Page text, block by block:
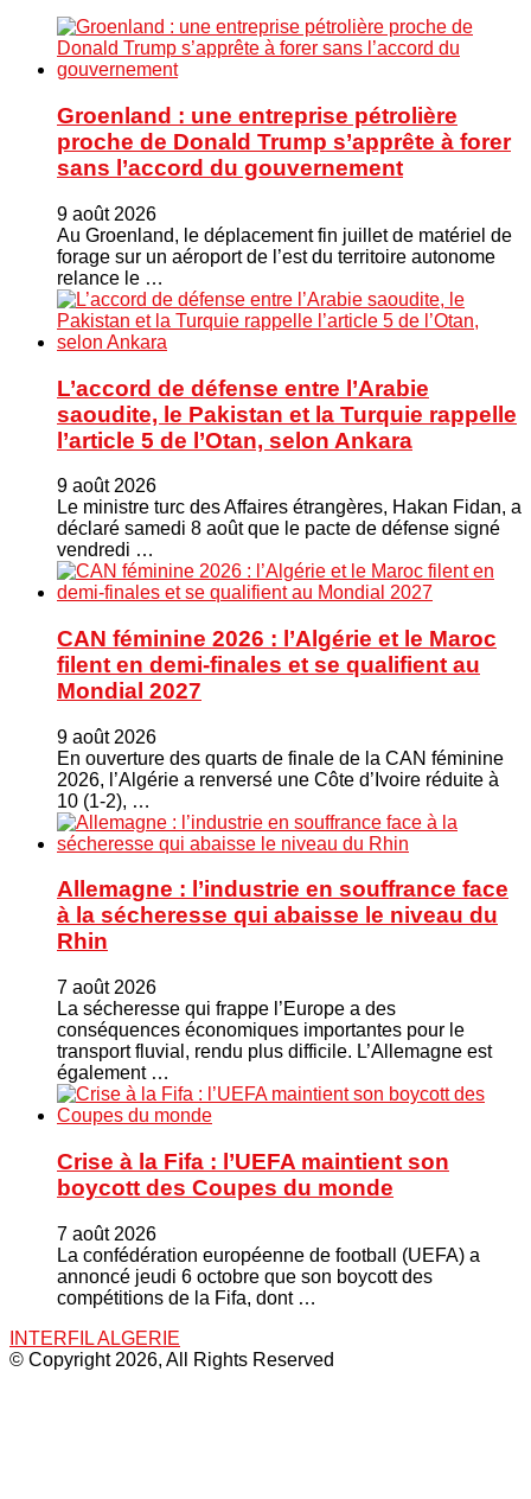
Groenland : une entreprise pétrolière
proche de Donald Trump s’apprête à forer
sans l’accord du gouvernement
9 août 2026
Au Groenland, le déplacement fin juillet de matériel de
forage sur un aéroport de l’est du territoire autonome
relance le …
L’accord de défense entre l’Arabie
saoudite, le Pakistan et la Turquie rappelle
l’article 5 de l’Otan, selon Ankara
9 août 2026
Le ministre turc ⁠des Affaires étrangères, Hakan ​Fidan, a
déclaré samedi 8 août que le pacte de défense signé
vendredi …
CAN féminine 2026 : l’Algérie et le Maroc
filent en demi-finales et se qualifient au
Mondial 2027
9 août 2026
En ouverture des quarts de finale de la CAN féminine
2026, l’Algérie a renversé une Côte d’Ivoire réduite à
10 (1-2), …
Allemagne : l’industrie en souffrance face
à la sécheresse qui abaisse le niveau du
Rhin
7 août 2026
La sécheresse qui frappe l’Europe a des
conséquences économiques importantes pour le
transport fluvial, rendu plus difficile. L’Allemagne est
également …
Crise à la Fifa : l’UEFA maintient son
boycott des Coupes du monde
7 août 2026
La confédération européenne de football (UEFA) a
annoncé jeudi 6 octobre que son boycott des
compétitions de la Fifa, dont …
INTERFIL ALGERIE
© Copyright 2026, All Rights Reserved